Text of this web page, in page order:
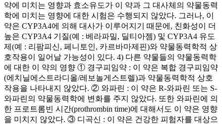
약에 미치는 영향과 효소유도가 이 약과 그 대사체의 약물동력
학에 미치는 영향에 대한 시험은 수행되지 않았다. 그러나, 이
약은 CYP3A4에 의해 대사가 이루어지기 때문에, 친화성이 더
높은 CYP3A4 기질(예 : 베라파밀, 딜티아젬) 및 CYP3A4 유도
제(예 : 리팜피신, 페니토인, 카르바마제핀)와 약물동력학적 상
호작용이 일어날 가능성이 있다. 4) 다른 약물들의 약물동력학
에 대한 이 약의 영향 ① 경구피임약 : 이 약은 복합 경구피임약
(에치닐에스트라디올/레보놀게스트렐)과 약물동력학적 상호
작용을 나타내지 않았다. ② 와파린 : 이 약은 R-와파린 또는 S-
와파린의 약물동력학에 변화를 주지 않았다. 또한 와파린에 의
한 프로트롬빈 시간(prothrombin time)에 대해서도 이 약은 영향
을 미치지 않았다. ③ 디곡신 : 이 약은 건강한 피험자를 대상으